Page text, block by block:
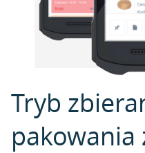
Tryb
pakowania